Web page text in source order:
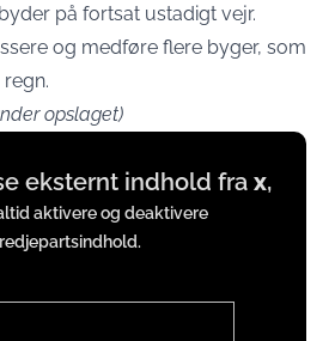
på fortsat ustadigt vejr.
og medføre flere byger, som
opslaget)
eksternt indhold fra x,
aktivere og deaktivere